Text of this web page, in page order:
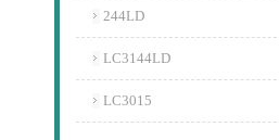
244LD
LC3144LD
LC3015